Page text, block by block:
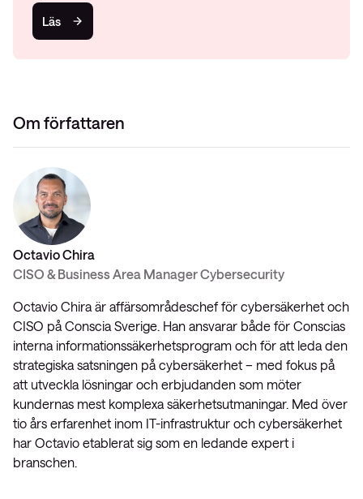
Läs
Om författaren
Octavio Chira
CISO & Business Area Manager Cybersecurity
Octavio Chira är affärsområdeschef för cybersäkerhet och
CISO på Conscia Sverige. Han ansvarar både för Conscias
interna informationssäkerhetsprogram och för att leda den
strategiska satsningen på cybersäkerhet – med fokus på
att utveckla lösningar och erbjudanden som möter
kundernas mest komplexa säkerhetsutmaningar. Med över
tio års erfarenhet inom IT-infrastruktur och cybersäkerhet
har Octavio etablerat sig som en ledande expert i
branschen.